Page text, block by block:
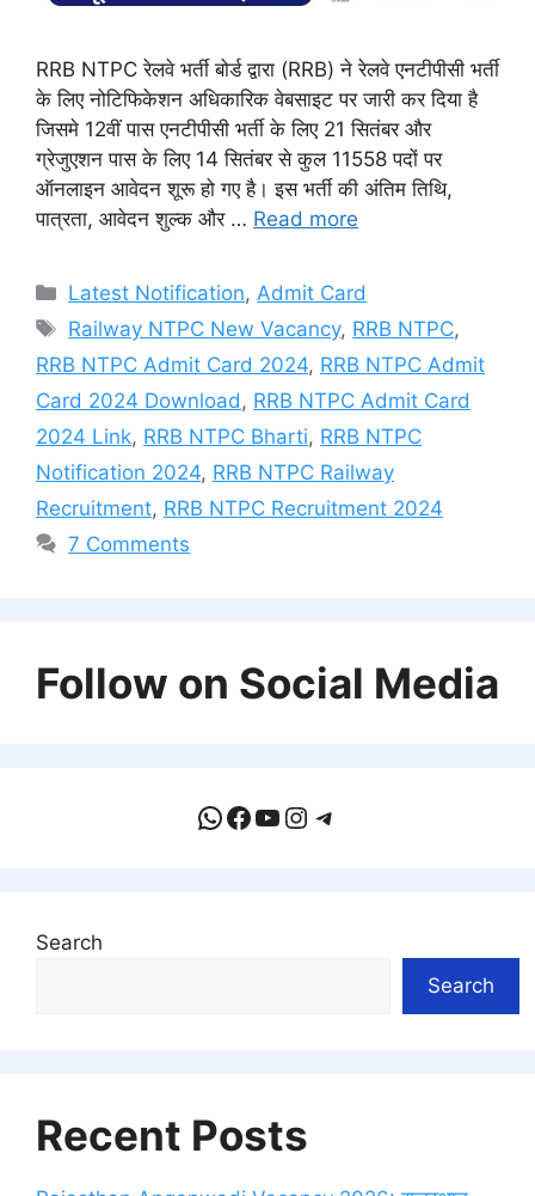
RRB NTPC रेलवे भर्ती बोर्ड द्वारा (RRB) ने रेलवे एनटीपीसी भर्ती
के लिए नोटिफिकेशन अधिकारिक वेबसाइट पर जारी कर दिया है
जिसमे 12वीं पास एनटीपीसी भर्ती के लिए 21 सितंबर और
ग्रेजुएशन पास के लिए 14 सितंबर से कुल 11558 पदों पर
ऑनलाइन आवेदन शूरू हो गए है। इस भर्ती की अंतिम तिथि,
पात्रता, आवेदन शुल्क और … Read more
Categories
Latest Notification, Admit Card
Tags
Railway NTPC New Vacancy, RRB NTPC,
RRB NTPC Admit Card 2024, RRB NTPC Admit
Card 2024 Download , RRB NTPC Admit Card
2024 Link, RRB NTPC Bharti, RRB NTPC
Notification 2024, RRB NTPC Railway
Recruitment, RRB NTPC Recruitment 2024
7 Comments
Follow on Social Media
WhatsApp
Facebook
YouTube
Instagram
Telegram
Search
Search
Recent Posts